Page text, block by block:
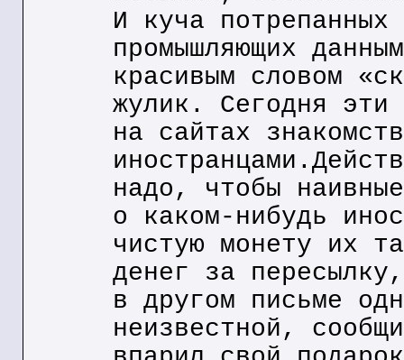
И куча
промышляющих
красивым словом
жулик. Сегодня эти
на сайтах
надо, чтобы
о каком-нибудь
чистую монету их
денег за
в другом письме
неизвестной,